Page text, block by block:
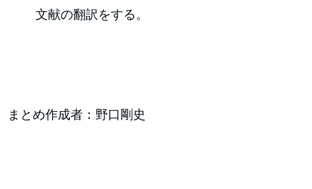
文献の翻訳をする。
まとめ作成者：野口剛史